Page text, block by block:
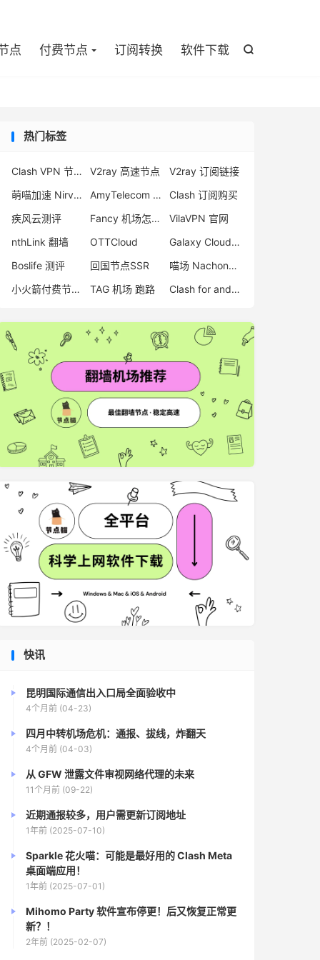

点 付费节点 订阅转换 软件下载
热门标签
Clash VPN 节点 V2ray 高速节点
V2ray 订阅链接
萌喵加速 Nirvana
AmyTelecom 机场评测
Clash 订阅购买
疾风云测评
Fancy 机场怎么样
VilaVPN 官网
nthLink 翻墙
OTTCloud
Galaxy Cloud 评测
Boslife 测评
回国节点SSR
喵场 Nachoneko
小火箭付费节点购买
TAG 机场 跑路 Clash for android 教程
快讯
昆明国际通信出入口局全面验收中
4个月前 (04-23)
四月中转机场危机：通报、拔线，炸翻天
4个月前 (04-03)
从 GFW 泄露文件审视网络代理的未来
11个月前 (09-22)
近期通报较多，用户需更新订阅地址
1年前 (2025-07-10)
Sparkle 花火喵：可能是最好用的 Clash Meta
桌面端应用！
1年前 (2025-07-01)
Mihomo Party 软件宣布停更！后又恢复正常更
新？！
2年前 (2025-02-07)